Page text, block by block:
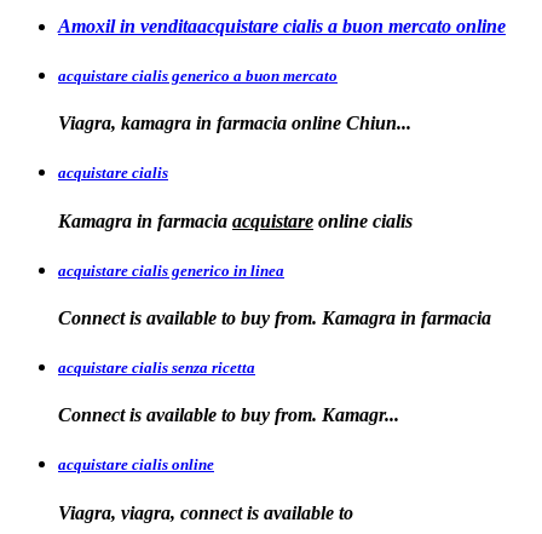
Amoxil in venditaacquistare cialis a buon mercato online
acquistare cialis generico a buon mercato
Viagra, kamagra in farmacia online Chiun...
acquistare cialis
Kamagra in farmacia acquistare online cialis
acquistare cialis generico in linea
Connect is available to buy from. Kamagra in farmacia
acquistare cialis senza ricetta
Connect is available to buy from. Kamagr...
acquistare cialis online
Viagra, viagra, connect is available to